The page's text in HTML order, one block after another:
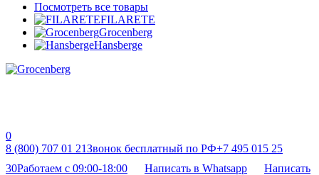
Посмотреть все товары
FILARETE
Grocenberg
Hansberge
0
8 (800) 707 01 21Звонок бесплатный по РФ+7 495 015 25
30Работаем с 09:00-18:00 Написать в Whatsapp
Написать